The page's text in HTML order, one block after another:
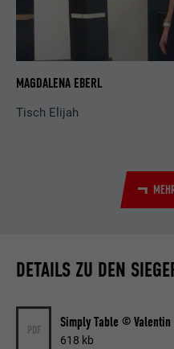
MAGDALENA EBERL
Tisch Elijah
DETAILS ZU DEN
PDF Simply Table © Valentin
618 kb